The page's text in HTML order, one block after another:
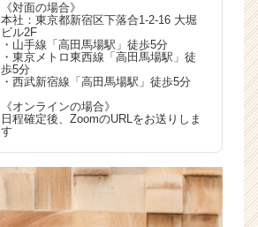
《対面の場合》
本社：東京都新宿区下落合1-2-16 大堀
ビル2F
・山手線「高田馬場駅」徒歩5分
・東京メトロ東西線「高田馬場駅」徒
歩5分
・西武新宿線「高田馬場駅」徒歩5分
《オンラインの場合》
日程確定後、ZoomのURLをお送りしま
す